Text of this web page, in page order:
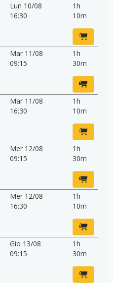
Lun 10/08
16:30
1h
10m
Mar 11/08
09:15
1h
30m
Mar 11/08
16:30
1h
10m
Mer 12/08
09:15
1h
30m
Mer 12/08
16:30
1h
10m
Gio 13/08
09:15
1h
30m